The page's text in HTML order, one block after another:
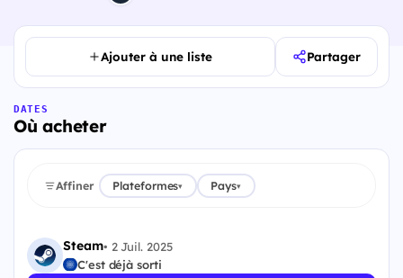
Ajouter à une liste Partager
DATES
Où acheter
Affiner Plateformes▾ Pays▾
Steam• 2 Juil. 2025
C'est déjà sorti